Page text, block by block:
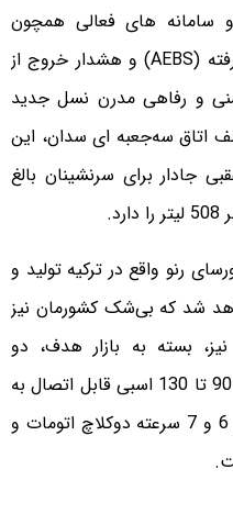
های فعالی همچون
سیستم ترمز اضطراری خودکار پیشرفته (AEBS) و هشدار خروج از
و رفاهی مدرن نسل جدید
اتاق سه‌جعبه ای سدان، این
جادار برای سرنشینان بالغ
رنو واقع در ترکیه تولید و
خواهد شد که بی‌شک کشورمان نیز
بسته به بازار هدف، دو
پیشرانه بنزینی و سه پیشرانه دیزل 90 تا 130 اسبی قابل اتصال به
گیربکس های 5 و 6 سرعته دستی، 6 و 7 سرعته دوکلاچ اتومات و